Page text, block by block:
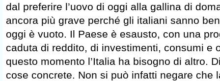
dal preferire l’uovo di oggi alla gallina di
ancora più grave perché gli italiani sanno
oggi è vuoto. Il Paese è esausto, con una
caduta di reddito, di investimenti, consumi e
questo momento l’Italia ha bisogno di altro.
cose concrete. Non si può infatti negare che